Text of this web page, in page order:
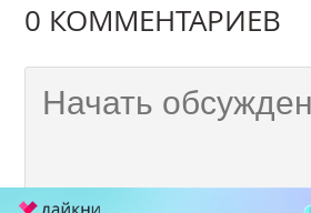
0 КОММЕНТАРИЕВ